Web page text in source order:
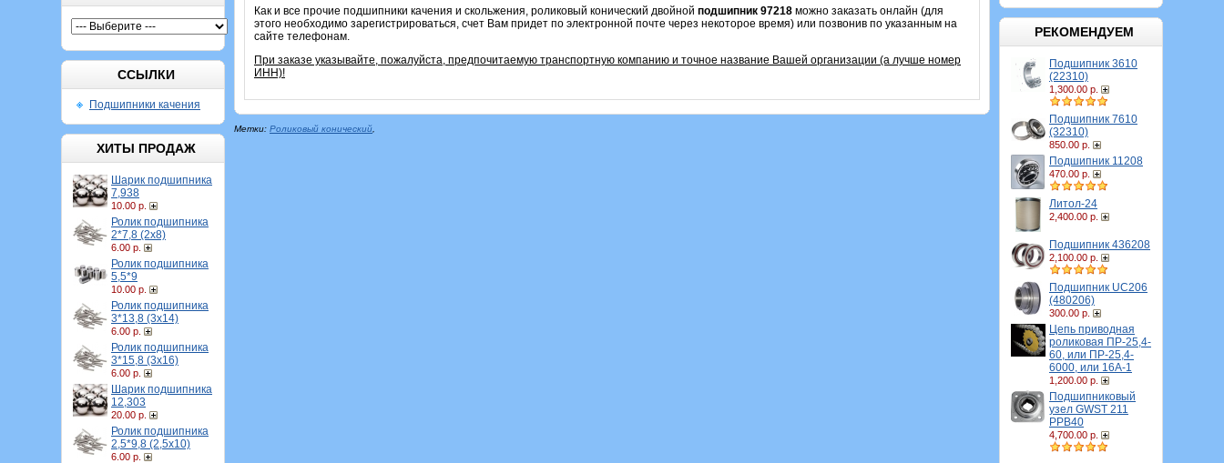
ССЫЛКИ
Подшипники качения
ХИТЫ ПРОДАЖ
Шарик подшипника
7,938
10.00 р.
Ролик подшипника
2*7,8 (2х8)
6.00 р.
Ролик подшипника
5,5*9
10.00 р.
Ролик подшипника
3*13,8 (3х14)
6.00 р.
Ролик подшипника
3*15,8 (3х16)
6.00 р.
Шарик подшипника
12,303
20.00 р.
Ролик подшипника
2,5*9,8 (2,5х10)
6.00 р.
РЕКОМЕНДУЕМ
Подшипник 3610
(22310)
1,300.00 р.
Подшипник 7610
(32310)
850.00 р.
Подшипник 11208
470.00 р.
Литол-24
2,400.00 р.
Подшипник 436208
2,100.00 р.
Подшипник UC206
(480206)
300.00 р.
Цепь приводная
роликовая ПР-25,4-
60, или ПР-25,4-
6000, или 16A-1
1,200.00 р.
Подшипниковый
узел GWST 211
PPB40
4,700.00 р.
Как и все прочие подшипники качения и скольжения, роликовый конический двойной подшипник 97218 можно заказать онлайн (для
этого необходимо зарегистрироваться, счет Вам придет по электронной почте через некоторое время) или позвонив по указанным на
сайте телефонам.
При заказе указывайте, пожалуйста, предпочитаемую транспортную компанию и точное название Вашей организации (а лучше номер
ИНН)!
Метки: Роликовый конический